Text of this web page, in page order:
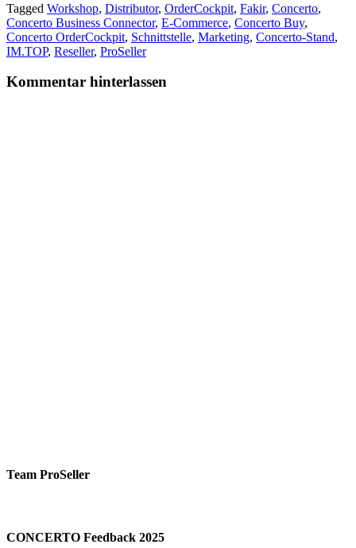
Tagged Workshop, Distributor, OrderCockpit, Fakir, Concerto,
Concerto Business Connector, E-Commerce, Concerto Buy,
Concerto OrderCockpit, Schnittstelle, Marketing, Concerto-Stand,
IM.TOP, Reseller, ProSeller
Kommentar hinterlassen
Team ProSeller
CONCERTO Feedback 2025